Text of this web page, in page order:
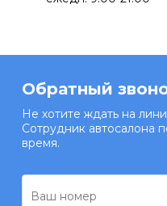
Обратный
Не хотите ждать на
Сотрудник автосалона
время.